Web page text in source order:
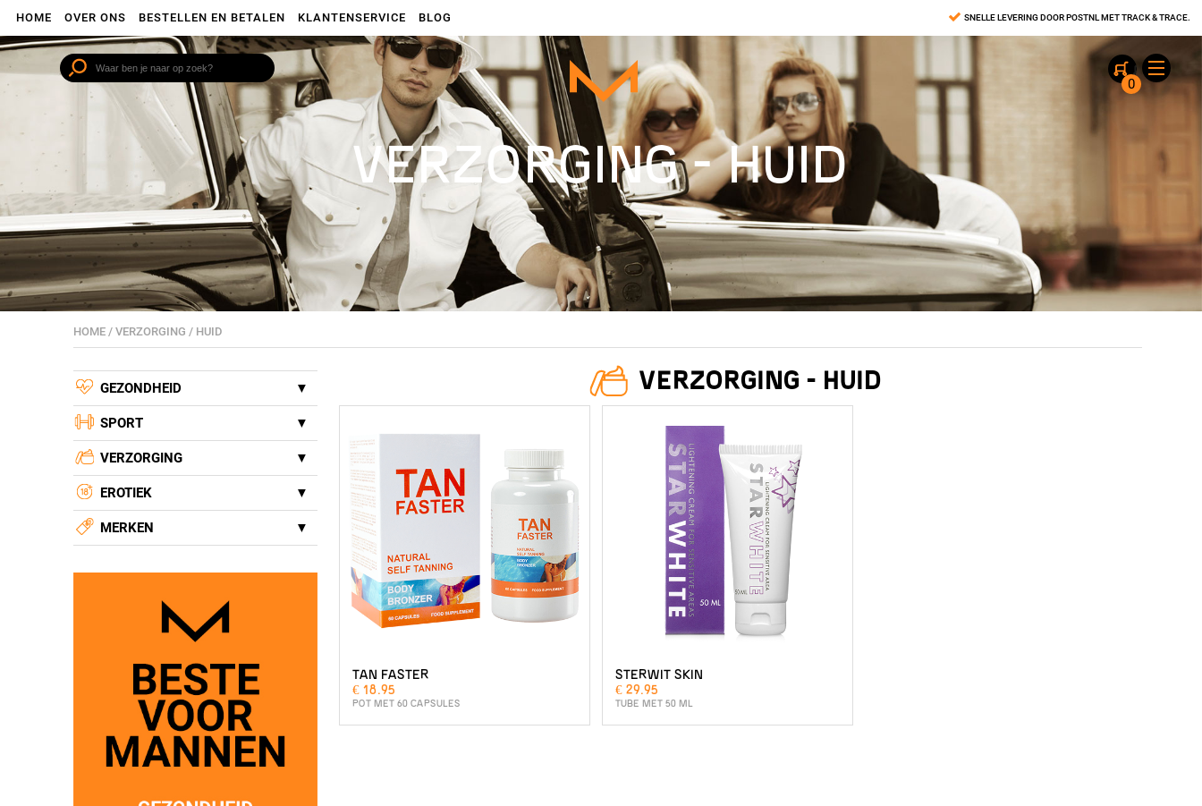
HOME OVER ONS BESTELLEN EN BETALEN KLANTENSERVICE BLOG SNELLE LEVERING DOOR POSTNL MET TRACK & TRACE.
0
VERZORGING - HUID
HOME /VERZORGING / HUID
GEZONDHEID
SPORT
VERZORGING
EROTIEK
MERKEN
VERZORGING - HUID
TAN FASTER
€ 18.95
POT MET 60 CAPSULES
STERWIT SKIN
€ 29.95
TUBE MET 50 ML